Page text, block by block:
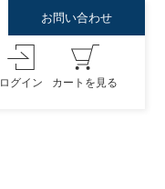
お問い合わせ
ログイン カートを見る